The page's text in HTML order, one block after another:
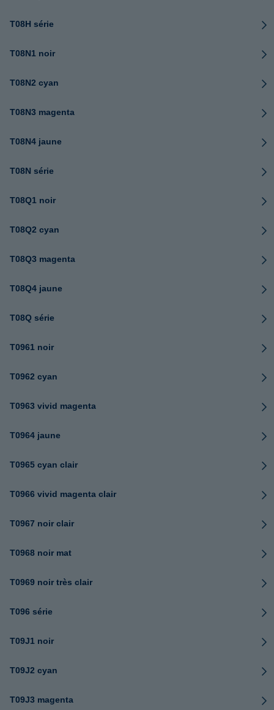
T08H série
T08N1 noir
T08N2 cyan
T08N3 magenta
T08N4 jaune
T08N série
T08Q1 noir
T08Q2 cyan
T08Q3 magenta
T08Q4 jaune
T08Q série
T0961 noir
T0962 cyan
T0963 vivid magenta
T0964 jaune
T0965 cyan clair
T0966 vivid magenta clair
T0967 noir clair
T0968 noir mat
T0969 noir très clair
T096 série
T09J1 noir
T09J2 cyan
T09J3 magenta